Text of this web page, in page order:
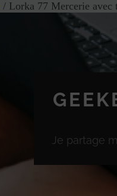
/ Lorka 77 Mercerie avec
Je partage